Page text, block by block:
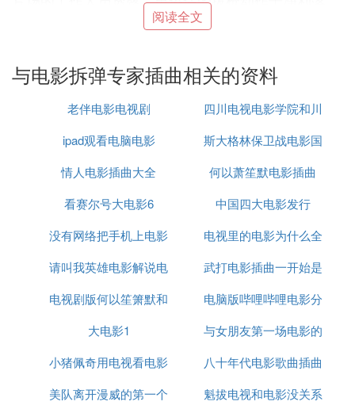
超级帅，完全不需要武指培训，依然拥有以前拍戏时
这么大年龄依然出演动作片，对苗侨伟是一个巨大的
挑战。
三哥的一句话，却让很多人再次感受到他和刘德华
的“铁磁”关系。
只要他需要，我完全不需要考虑。”
虑就能马上帮助他，一句话可以真切得感受到他对刘
德华的支持。
这世间的朋友，能相识相伴相交38年！
是终生难求一人。
刘德华和苗侨伟就是这样的朋友，38年来，不管是生
活、工作和家事，对方永远是那个可以无所顾忌站出
来的第一人，这样的感情，太难得！
02三哥苗侨伟
阅读全文
与电影拆弹专家插曲相关的资料
老伴电影电视剧
四川电视电影学院和川
传
ipad观看电脑电影
斯大格林保卫战电影国
语
情人电影插曲大全
何以萧笙默电影插曲
看赛尔号大电影6
中国四大电影发行
没有网络把手机上电影
投屏到电视
电视里的电影为什么全
是付费
请叫我英雄电影解说电
视剧版
武打电影插曲一开始是
敲鼓
电视剧版何以笙箫默和
电影版何以笙箫默
电脑版哔哩哔哩电影分
区在哪
大电影1
与女朋友第一场电影的
诗词
小猪佩奇用电视看电影
八十年代电影歌曲插曲
美队离开漫威的第一个
魁拔电视和电影没关系